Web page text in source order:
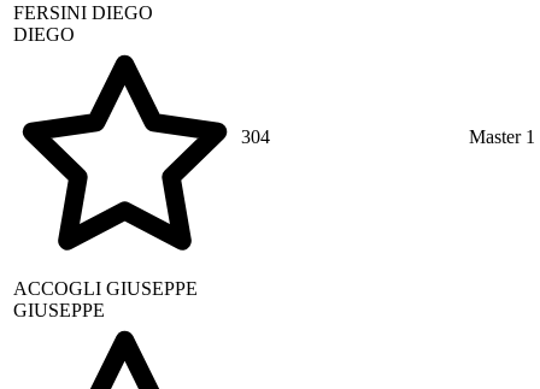
FERSINI DIEGO
DIEGO
304 Master 1
ACCOGLI GIUSEPPE
GIUSEPPE